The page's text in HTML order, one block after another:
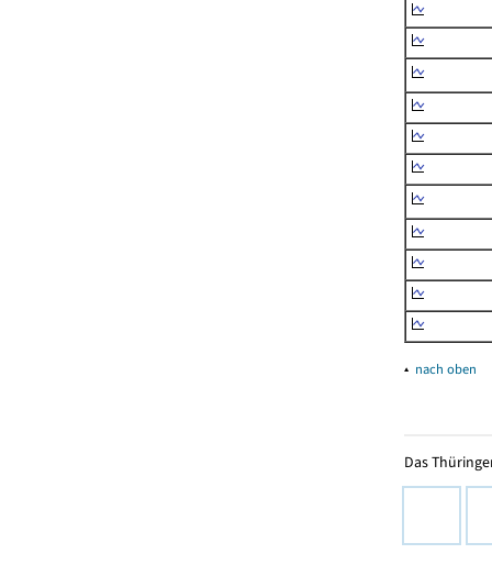
▴ nach oben
Das